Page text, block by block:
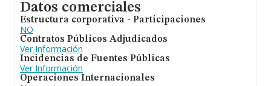
Datos comerciales
Estructura corporativa - Participaciones
NO
Contratos Públicos Adjudicados
Ver Información
Incidencias de Fuentes Públicas
Ver Información
Operaciones Internacionales